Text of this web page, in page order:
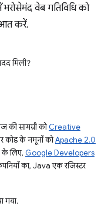
वेब गतिविधि को
करें.
मिली?
सामग्री कोCreative
के नमूनों कोApache 2.0
के लिए, Google Developers
का, Java एक रजिस्टर
गया.